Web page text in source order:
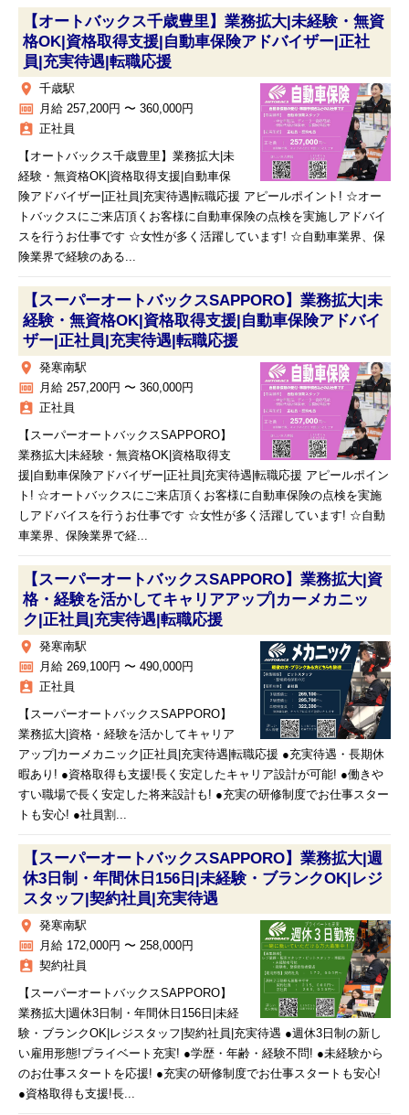
【オートバックス千歳豊里】業務拡大|未経験・無資
格OK|資格取得支援|自動車保険アドバイザー|正社
員|充実待遇|転職応援
place 千歳駅
money 月給 257,200円 〜 360,000円
assignment_ind 正社員
【オートバックス千歳豊里】業務拡大|未
経験・無資格OK|資格取得支援|自動車保
険アドバイザー|正社員|充実待遇|転職応援 アピールポイント! ☆オー
トバックスにご来店頂くお客様に自動車保険の点検を実施しアドバイ
スを行うお仕事です ☆女性が多く活躍しています! ☆自動車業界、保
険業界で経験のある...
【スーパーオートバックスSAPPORO】業務拡大|未
経験・無資格OK|資格取得支援|自動車保険アドバイ
ザー|正社員|充実待遇|転職応援
place 発寒南駅
money 月給 257,200円 〜 360,000円
assignment_ind 正社員
【スーパーオートバックスSAPPORO】
業務拡大|未経験・無資格OK|資格取得支
援|自動車保険アドバイザー|正社員|充実待遇|転職応援 アピールポイン
ト! ☆オートバックスにご来店頂くお客様に自動車保険の点検を実施
しアドバイスを行うお仕事です ☆女性が多く活躍しています! ☆自動
車業界、保険業界で経...
【スーパーオートバックスSAPPORO】業務拡大|資
格・経験を活かしてキャリアアップ|カーメカニッ
ク|正社員|充実待遇|転職応援
place 発寒南駅
money 月給 269,100円 〜 490,000円
assignment_ind 正社員
【スーパーオートバックスSAPPORO】
業務拡大|資格・経験を活かしてキャリア
アップ|カーメカニック|正社員|充実待遇|転職応援 ●充実待遇・長期休
暇あり! ●資格取得も支援!長く安定したキャリア設計が可能! ●働きや
すい職場で長く安定した将来設計も! ●充実の研修制度でお仕事スター
トも安心! ●社員割...
【スーパーオートバックスSAPPORO】業務拡大|週
休3日制・年間休日156日|未経験・ブランクOK|レジ
スタッフ|契約社員|充実待遇
place 発寒南駅
money 月給 172,000円 〜 258,000円
assignment_ind 契約社員
【スーパーオートバックスSAPPORO】
業務拡大|週休3日制・年間休日156日|未経
験・ブランクOK|レジスタッフ|契約社員|充実待遇 ●週休3日制の新し
い雇用形態!プライベート充実! ●学歴・年齢・経験不問! ●未経験から
のお仕事スタートを応援! ●充実の研修制度でお仕事スタートも安心!
●資格取得も支援!長...